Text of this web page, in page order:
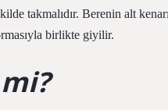
takmalıdır. Berenin alt
birlikte giyilir.